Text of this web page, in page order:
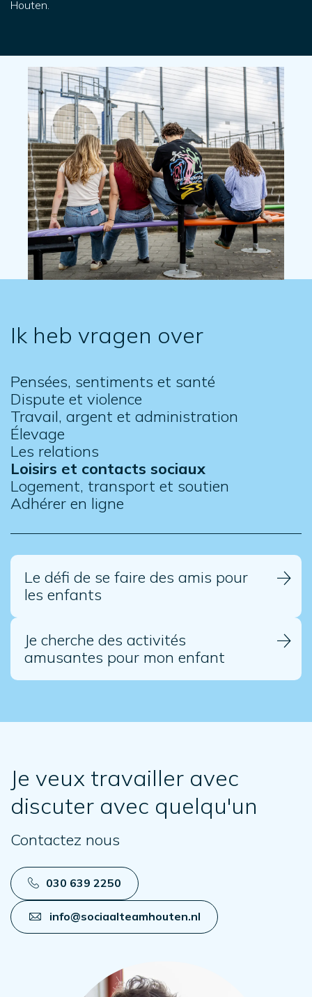
Houten.
Ik heb vragen over
Pensées, sentiments et santé
Dispute et violence
Travail, argent et administration
Élevage
Les relations
Loisirs et contacts sociaux
Logement, transport et soutien
Adhérer en ligne
Le défi de se faire des amis pour
les enfants
Je cherche des activités
amusantes pour mon enfant
Je veux travailler avec
discuter avec quelqu'un
Contactez nous
030 639 2250
info@sociaalteamhouten.nl